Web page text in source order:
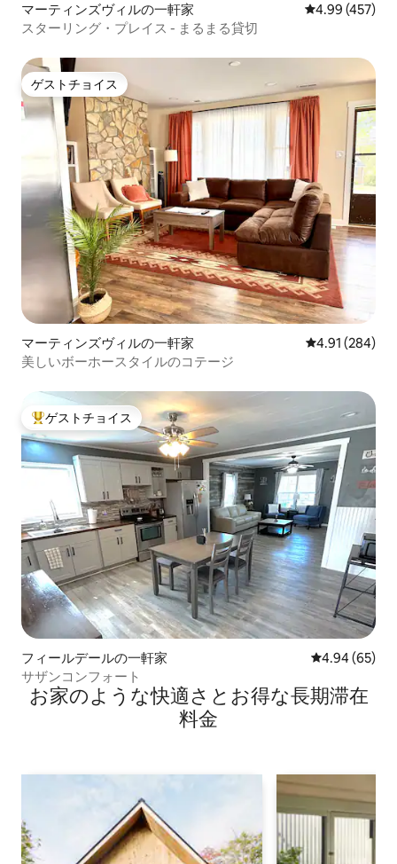
マーティンズヴィルの一軒家 レビュー457
4.99 (457)
スターリング・プレイス - まるまる貸切
ゲストチョイス
ゲストチョイス
マーティンズヴィルの一軒家 レビュー284
4.91 (284)
美しいボーホースタイルのコテージ
大好評のゲストチョイスです。
ゲストチョイス
フィールデールの一軒家 レビュー65
4.94 (65)
サザンコンフォート
お家のような快⁠適⁠さ⁠とお⁠得⁠な長⁠期⁠滞⁠在
料⁠金